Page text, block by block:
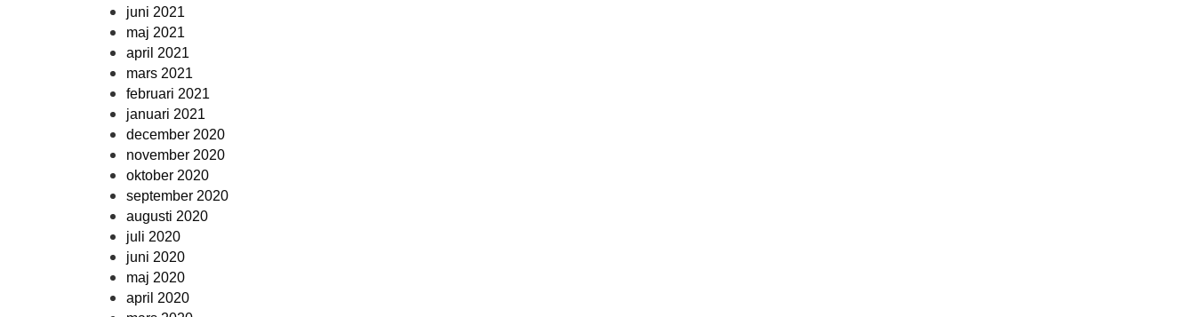
juni 2021
maj 2021
april 2021
mars 2021
februari 2021
januari 2021
december 2020
november 2020
oktober 2020
september 2020
augusti 2020
juli 2020
juni 2020
maj 2020
april 2020